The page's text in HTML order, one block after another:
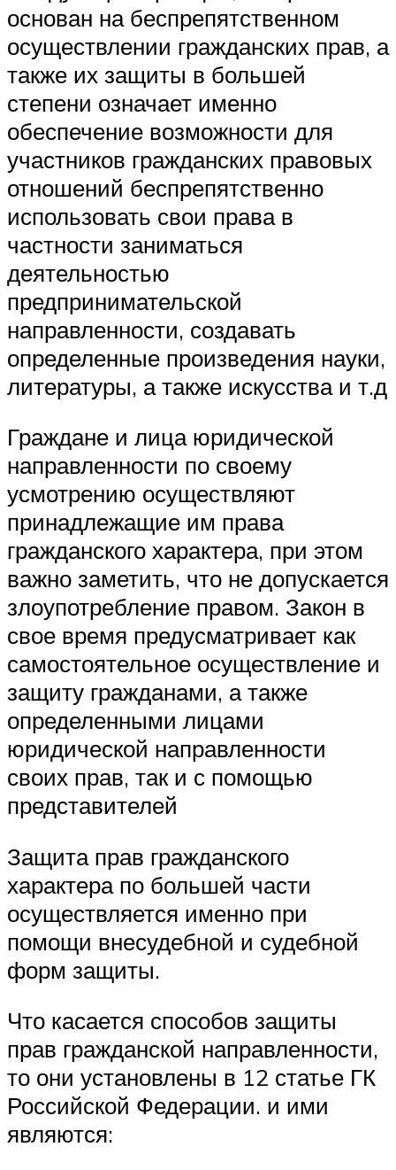
основан на беспрепятственном
осуществлении гражданских прав, а
также их защиты в большей
степени означает именно
обеспечение возможности для
участников гражданских правовых
отношений беспрепятственно
использовать свои права в
частности заниматься
деятельностью
предпринимательской
направленности, создавать
определенные произведения науки,
литературы, а также искусства и т.д
Граждане и лица юридической
направленности по своему
усмотрению осуществляют
принадлежащие им права
гражданского характера, при этом
важно заметить, что не допускается
злоупотребление правом. Закон в
свое время предусматривает как
самостоятельное осуществление и
защиту гражданами, а также
определенными лицами
юридической направленности
своих прав, так и с помощью
представителей
Защита прав гражданского
характера по большей части
осуществляется именно при
помощи внесудебной и судебной
форм защиты.
Что касается способов защиты
прав гражданской направленности,
то они установлены в 12 статье ГК
Российской Федерации. и ими
являются: